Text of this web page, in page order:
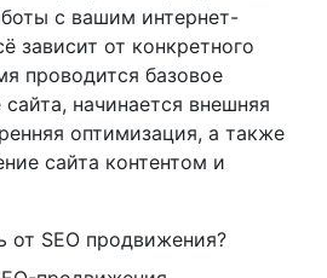
с вашим интернет-
зависит от конкретного
проводится базовое
начинается внешняя
оптимизация, а также
сайта контентом и
от SEO продвижения?